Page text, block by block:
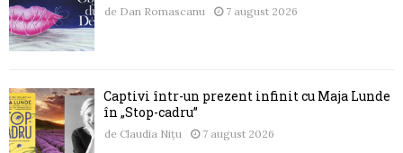
de Dan Romascanu 7 august 2026
Captivi într-un prezent infinit cu Maja Lunde
în „Stop-cadru”
de Claudia Nițu 7 august 2026